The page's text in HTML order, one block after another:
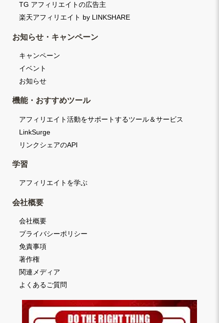
TG アフィリエイトの広告主
楽天アフィリエイト by LINKSHARE
お知らせ・キャンペーン
キャンペーン
イベント
お知らせ
機能・おすすめツール
アフィリエイト活動をサポートするツール＆サービス
LinkSurge
リンクシェアのAPI
学習
アフィリエイトを学ぶ
会社概要
会社概要
プライバシーポリシー
免責事項
著作権
関連メディア
よくあるご質問